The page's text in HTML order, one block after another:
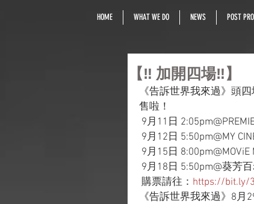
HOME WHAT WE DO NEWS POST
【‼️ 加開四場‼️】
《告訴世界我來過》頭
售啦！
9月11日
9月12日 5:50pm@MY
9月15日 8:00pm@MOViE
9月18日 5:50pm@葵芳
購票請往： https://bit.ly/
《告訴世界我來過》8月